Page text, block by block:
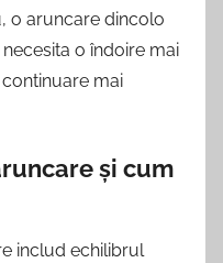
o aruncare dincolo
o îndoire mai
mai
și cum
includ echilibrul